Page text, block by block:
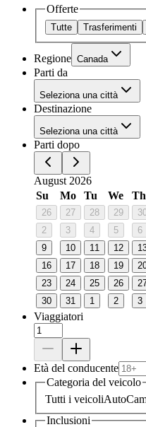
Offerte
Tutte Trasferimenti
Regione Canada
Parti da
Seleziona una città
Destinazione
Seleziona una città
Parti dopo
August 2026
Su
Mo Tu We Th
26 27 28 29
2
3 4 5 6
9
10 11 12
16
17 18 19
23
24 25 26
30
31 1 2 3
Viaggiatori
Età del conducente
Categoria del veicolo
Tutti i veicoliAuto
Inclusioni